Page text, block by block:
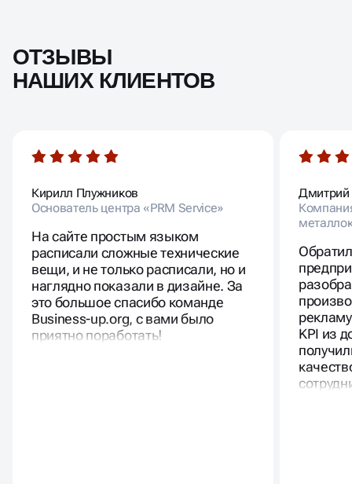
ОТЗЫВЫ
НАШИХ КЛИЕНТОВ
Кирилл Плужников
Основатель центра «PRM Service»
На сайте простым языком
расписали сложные технические
вещи, и не только расписали, но и
наглядно показали в дизайне. За
это большое спасибо команде
Business-up.org, с вами было
приятно поработать!
Дмитрий
KPI из